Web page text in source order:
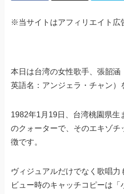
※当サイトはアフィリエイト広
本日は台湾の女性歌手、張韶涵
英語名：アンジェラ・チャン）
1982年1月19日、台湾桃園県生
のクォーターで、そのエキゾチ
徴です。
ヴィジュアルだけでなく歌唱
ビュー時のキャッチコピーは